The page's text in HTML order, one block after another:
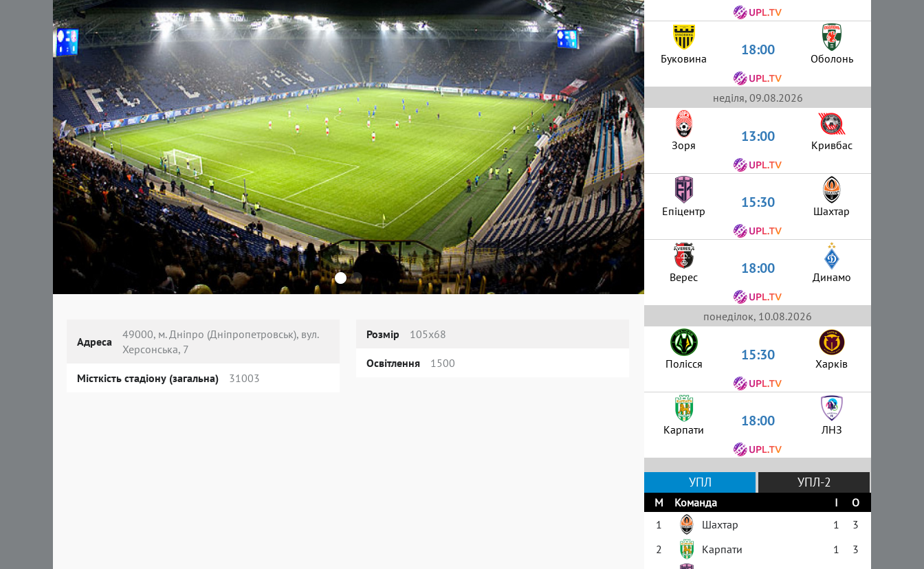
›
Адреса
49000, м. Дніпро (Дніпропетровськ), вул.
Херсонська, 7
Місткість стадіону (загальна) 31003
Розмір 105х68
Освітлення 1500
Буковина 18:00 Оболонь
неділя, 09.08.2026
Зоря 13:00 Кривбас
Епіцентр 15:30 Шахтар
Верес 18:00 Динамо
понеділок, 10.08.2026
Полісся 15:30 Харків
Карпати 18:00 ЛНЗ
УПЛ УПЛ-2
М Команда І
О
1
Шахтар 1
3
2
Карпати 1
3